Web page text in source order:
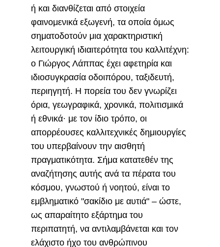
ή και διανθίζεται από στοιχεία
φαινομενικά εξωγενή, τα οποία όμως
σηματοδοτούν μια χαρακτηριστική
λειτουργική ιδιαιτερότητα του καλλιτέχνη:
ο Γιώργος Λάππας έχει αφετηρία και
ιδιοσυγκρασία οδοιπόρου, ταξιδευτή,
περιηγητή. Η πορεία του δεν γνωρίζει
όρια, γεωγραφικά, χρονικά, πολιτισμικά
ή εθνικά· με τον ίδιο τρόπο, οι
απορρέουσες καλλιτεχνικές δημιουργίες
του υπερβαίνουν την αισθητή
πραγματικότητα. Σήμα κατατεθέν της
αναζήτησης αυτής ανά τα πέρατα του
κόσμου, γνωστού ή νοητού, είναι το
εμβληματικό "σακίδιο με αυτιά" – ώστε,
ως απαραίτητο εξάρτημα του
περιπατητή, να αντιλαμβάνεται και τον
ελάχιστο ήχο του ανθρώπινου